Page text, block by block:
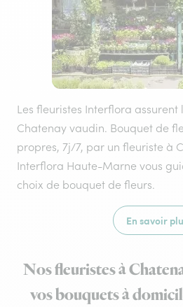
Les fleuristes Interflora
Chatenay vaudin. Bouquet de
propres, 7j/7, par un fleuriste à
Interflora Haute-Marne vous
choix de bouquet de fleurs.
En savoir
Nos fleuristes à
vos bouquets à